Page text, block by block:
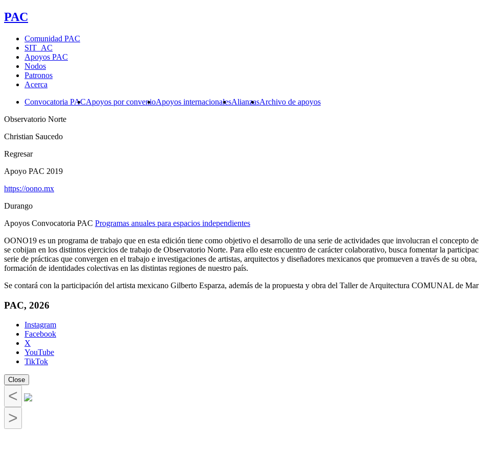
PAC
Comunidad PAC
SIT_AC
Apoyos PAC
Nodos
Patronos
Acerca
Convocatoria PACApoyos por convenioApoyos internacionalesAlianzasArchivo de apoyos
Observatorio Norte
Christian Saucedo
Regresar
Apoyo PAC 2019
https://oono.mx
Durango
Apoyos Convocatoria PAC Programas anuales para espacios independientes
OONO19 es un programa de trabajo que en esta edición tiene como objetivo el desarrollo de una serie de actividades que involucran el
se cobijan en los distintos ejercicios de trabajo de Observatorio Norte. Para ello este encuentro de carácter colaborativo, busca fomentar la
serie de prácticas que convergen en el trabajo e investigaciones de artistas, arquitectos y diseñadores mexicanos que promueven a través de su
formación de identidades colectivas en las distintas regiones de nuestro país.
Se contará con la participación del artista mexicano Gilberto Esparza, además de la propuesta y obra del Taller de Arquitectura COMUNAL de
PAC, 2026
Instagram
Facebook
X
YouTube
TikTok
Close
<
>